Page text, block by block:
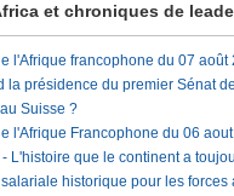
et chroniques de
l'Afrique francophone du 07 août
la présidence du premier Sénat
Suisse ?
l'Afrique Francophone du 06
L'histoire que le continent a
historique pour les forces